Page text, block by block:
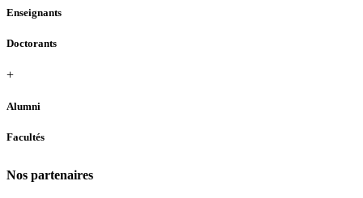
Enseignants
Doctorants
+
Alumni
Facultés
Nos partenaires